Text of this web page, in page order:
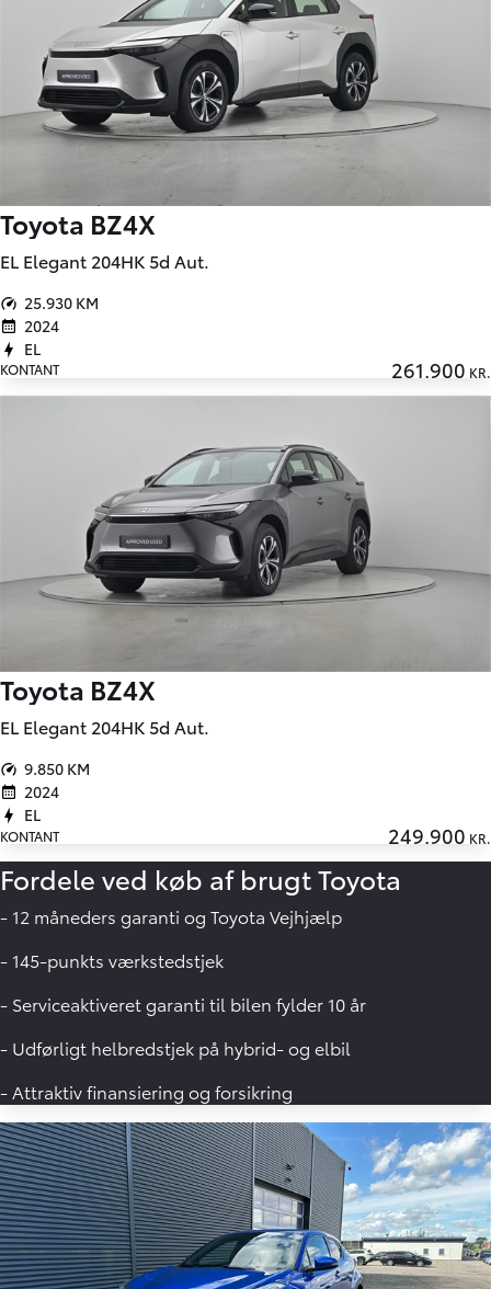
Toyota BZ4X
EL Elegant 204HK 5d Aut.
25.930 KM
2024
EL
KONTANT 261.900 KR.
Toyota BZ4X
EL Elegant 204HK 5d Aut.
9.850 KM
2024
EL
KONTANT 249.900 KR.
Fordele ved køb af brugt Toyota
- 12 måneders garanti og Toyota Vejhjælp
- 145-punkts værkstedstjek
- Serviceaktiveret garanti til bilen fylder 10 år
- Udførligt helbredstjek på hybrid- og elbil
- Attraktiv finansiering og forsikring